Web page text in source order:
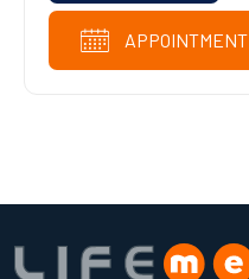
APPOINTMENT